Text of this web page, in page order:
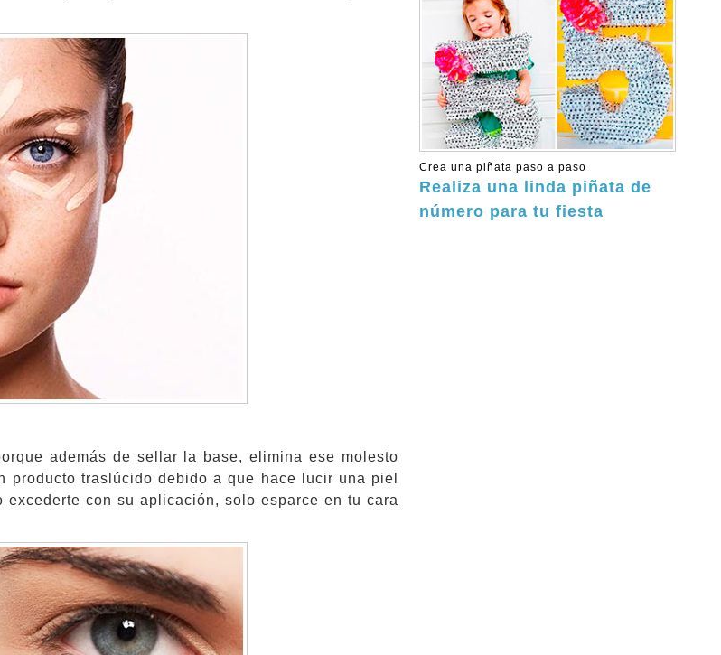
además de sellar la base, elimina ese molesto
traslúcido debido a que hace lucir una piel
con su aplicación, solo esparce en tu cara
Crea una piñata paso a paso
Realiza una linda piñata de
número para tu fiesta